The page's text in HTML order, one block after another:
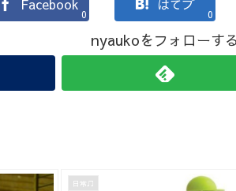
Facebook
0
はてブ
0
nyaukoをフォローする
日常♫